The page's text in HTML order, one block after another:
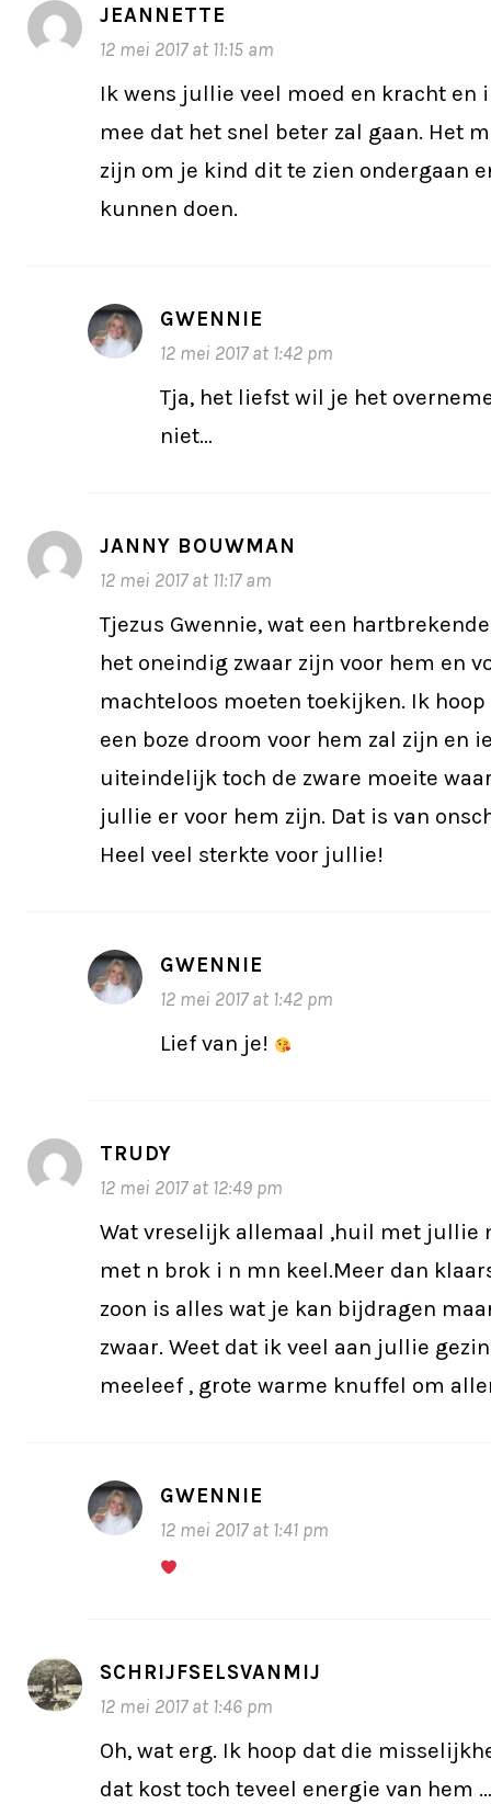
JEANNETTE
12 mei 2017 at 11:15 am
Ik wens jullie veel moed en kracht en
mee dat het snel beter zal gaan. Het
zijn om je kind dit te zien ondergaan
kunnen doen.
GWENNIE
12 mei 2017 at 1:42 pm
Tja, het liefst wil je het
niet…
JANNY BOUWMAN
12 mei 2017 at 11:17 am
Tjezus Gwennie, wat een
het oneindig zwaar zijn voor hem en
machteloos moeten toekijken. Ik
een boze droom voor hem zal zijn en
uiteindelijk toch de zware moeite
jullie er voor hem zijn. Dat is van
Heel veel sterkte voor jullie!
GWENNIE
12 mei 2017 at 1:42 pm
Lief van je!
TRUDY
12 mei 2017 at 12:49 pm
Wat vreselijk allemaal ,huil met jullie
met n brok i n mn keel.Meer dan
zoon is alles wat je kan bijdragen
zwaar. Weet dat ik veel aan jullie
meeleef , grote warme knuffel om
GWENNIE
12 mei 2017 at 1:41 pm
SCHRIJFSELSVANMIJ
12 mei 2017 at 1:46 pm
Oh, wat erg. Ik hoop dat die
dat kost toch teveel energie van hem